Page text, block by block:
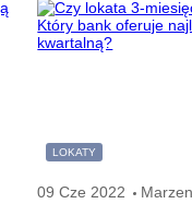
LOKATY
09 Cze 2022